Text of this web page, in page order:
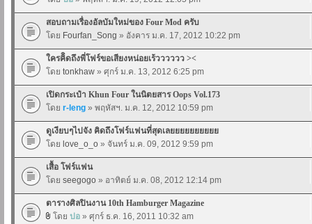
สอบถามเรื่องอัลบัมใหม่ของ Four Mod ครับ
โดย Fourfan_Song » อังคาร ม.ค. 17, 2012 10:22 pm
ใครคิิดถึงพี่โฟร์ขอเสียงหน่อยเร้วววววว ><
โดย tonkhaw » ศุกร์ ม.ค. 13, 2012 6:25 pm
เปิดกระเป๋า Khun Four ในนิตยสาร Oops Vol.173
โดย r-leng » พฤหัสฯ. ม.ค. 12, 2012 10:59 pm
ดูเงียบๆไปจัง คิดถึงโฟร์แฟนที่สุดเลยยยยยยยยยย
โดย love_o_o » จันทร์ ม.ค. 09, 2012 9:59 pm
เสื้อ โฟร์แฟน
โดย seegogo » อาทิตย์ ม.ค. 08, 2012 12:14 pm
ตารางศิลปินงาน 10th Hamburger Magazine
โดย ปอ » ศุกร์ ธ.ค. 16, 2011 10:32 am